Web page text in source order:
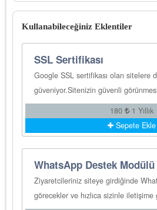
Kullanabileceğiniz Eklentiler
SSL Sertifikası
Google SSL sertifikası olan sitelere
güveniyor.Sitenizin güvenli
180
1 Yıllık
Sepete Ekle
WhatsApp Destek Modülü
Ziyaretcileriniz siteye girdiğinde
görecekler ve hızlıca sizinle iletişime